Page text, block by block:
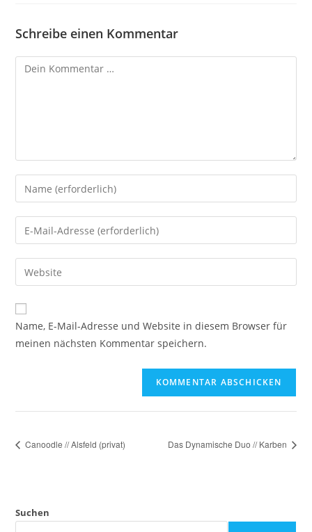
Schreibe einen Kommentar
Name, E-Mail-Adresse und Website in diesem Browser für
meinen nächsten Kommentar speichern.
Canoodle // Alsfeld (privat) Das Dynamische Duo // Karben
Suchen